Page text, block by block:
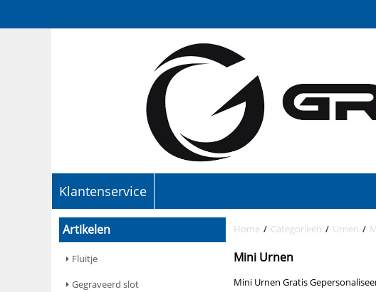
Klantenservice
Artikelen
Fluitje
Gegraveerd slot
Home / Categorieën / Urnen /
Mini Urnen
Mini Urnen Gratis